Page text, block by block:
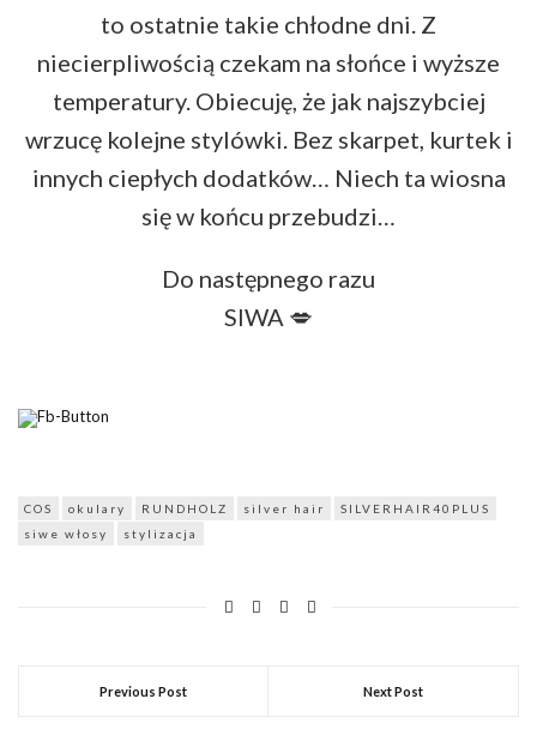
to ostatnie takie chłodne dni. Z
niecierpliwością czekam na słońce i wyższe
temperatury. Obiecuję, że jak najszybciej
wrzucę kolejne stylówki. Bez skarpet, kurtek i
innych ciepłych dodatków… Niech ta wiosna
się w końcu przebudzi…
Do następnego razu
SIWA 💋
COS okulary RUNDHOLZ silver hair
SILVERHAIR40PLUS
siwe włosy
stylizacja
Previous Post Next Post